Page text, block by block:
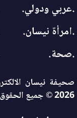
.عربي ودولي.
.امرأة نيسان.
.صحة.
2026 © جميع الحقوق محفوظة